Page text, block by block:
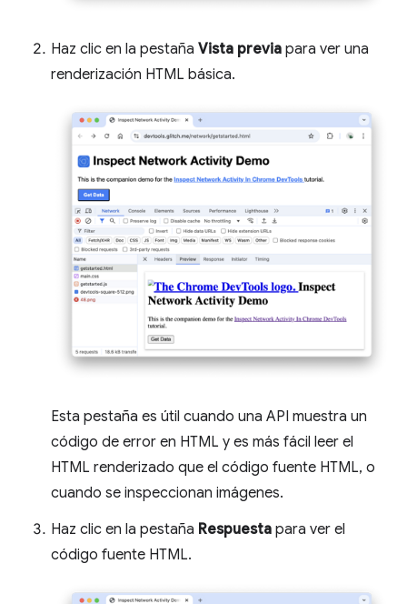
Haz clic en la pestaña Vista previa para ver una
renderización HTML básica.
Esta pestaña es útil cuando una API muestra un
código de error en HTML y es más fácil leer el
HTML renderizado que el código fuente HTML, o
cuando se inspeccionan imágenes.
Haz clic en la pestaña Respuesta para ver el
código fuente HTML.